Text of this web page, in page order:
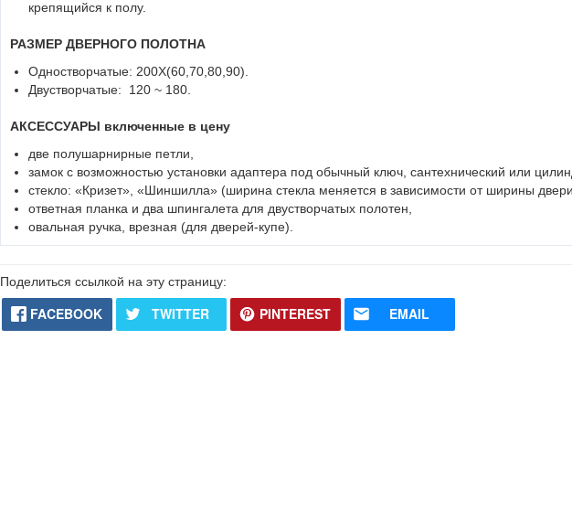
крепящийся к полу.
РАЗМЕР ДВЕРНОГО ПОЛОТНА
Одностворчатые: 200X(60,70,80,90).
Двустворчатые: 120 ~ 180.
АКСЕССУАРЫ включенные в цену
две полушарнирные петли,
замок с возможностью установки адаптера под обычный ключ, сантехнический или
стекло: «Кризет», «Шиншилла» (ширина стекла меняется в зависимости от ширины
ответная планка и два шпингалета для двустворчатых полотен,
овальная ручка, врезная (для дверей-купе).
Поделиться ссылкой на эту страницу:
FACEBOOK TWITTER PINTEREST EMAIL